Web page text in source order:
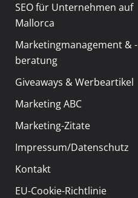
SEO für Unternehmen auf
Mallorca
Marketingmanagement & -
beratung
Giveaways & Werbeartikel
Marketing ABC
Marketing-Zitate
Impressum/Datenschutz
Kontakt
EU-Cookie-Richtlinie